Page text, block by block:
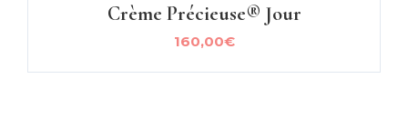
Crème Précieuse® Jour
160,00€